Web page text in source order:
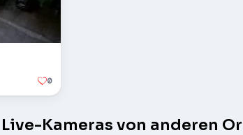
0
Kameras von anderen